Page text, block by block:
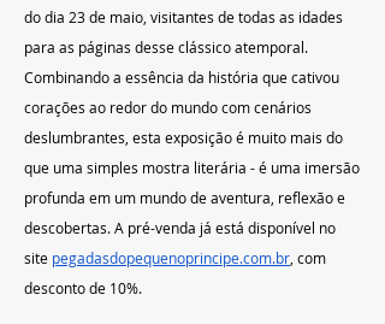
do dia 23 de maio, visitantes de todas as idades
para as páginas desse clássico atemporal.
Combinando a essência da história que cativou
corações ao redor do mundo com cenários
deslumbrantes, esta exposição é muito mais do
que uma simples mostra literária - é uma imersão
profunda em um mundo de aventura, reflexão e
descobertas. A pré-venda já está disponível no
site pegadasdopequenoprincipe.com.br , com
desconto de 10%.